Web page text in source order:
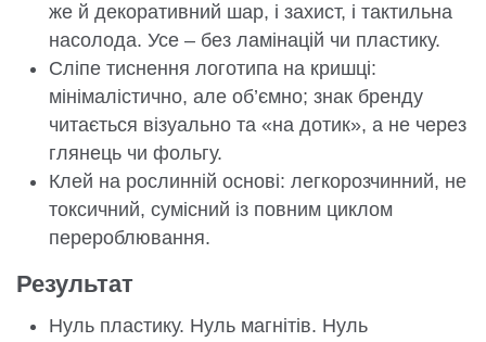
же й декоративний шар, і захист, і тактильна
насолода. Усе – без ламінацій чи пластику.
Сліпе тиснення логотипа на кришці:
мінімалістично, але об’ємно; знак бренду
читається візуально та «на дотик», а не через
глянець чи фольгу.
Клей на рослинній основі: легкорозчинний, не
токсичний, сумісний із повним циклом
перероблювання.
Результат
Нуль пластику. Нуль магнітів. Нуль